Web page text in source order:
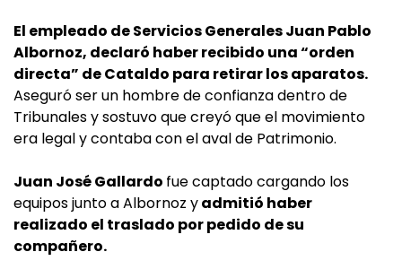
El empleado de Servicios Generales Juan Pablo
Albornoz, declaró haber recibido una “orden
directa” de Cataldo para retirar los aparatos.
Aseguró ser un hombre de confianza dentro de
Tribunales y sostuvo que creyó que el movimiento
era legal y contaba con el aval de Patrimonio.
Juan José Gallardo fue captado cargando los
equipos junto a Albornoz yadmitió haber
realizado el traslado por pedido de su
compañero.